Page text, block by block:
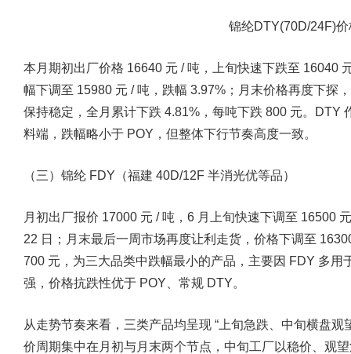
锦纶DTY(70D/24F)
本月期初出厂价格 16640 元 / 吨，上旬快速下跌至 16040
幅下调至 15980 元 / 吨，跌幅 3.97%；月末价格再度下探
保持稳定，全月累计下跌 4.81%，每吨下跌 800 元。DTY
料端，跌幅略小于 POY，但整体下行节奏高度一致。
（三）锦纶 FDY（福建 40D/12F 半消光优等品）
月初出厂报价 17000 元 / 吨，6 月上旬快速下调至 16500
22 日；月末最后一周市场再度让利走货，价格下调至
700 元，为三大品类中跌幅最小的产品，主要因 FDY 多
强，价格抗跌性优于 POY、常规 DTY。
从走势节奏来看，三类产品均呈现 “上旬急跌、中旬横盘
价周期集中在月初与月末两个节点，中旬工厂以稳价、观